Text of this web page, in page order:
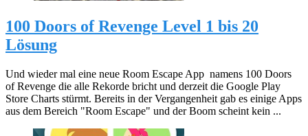
100 Doors of Revenge Level 1 bis 20
Lösung
Und wieder mal eine neue Room Escape App namens 100 Doors
of Revenge die alle Rekorde bricht und derzeit die Google Play
Store Charts stürmt. Bereits in der Vergangenheit gab es einige Apps
aus dem Bereich "Room Escape" und der Boom scheint kein ...